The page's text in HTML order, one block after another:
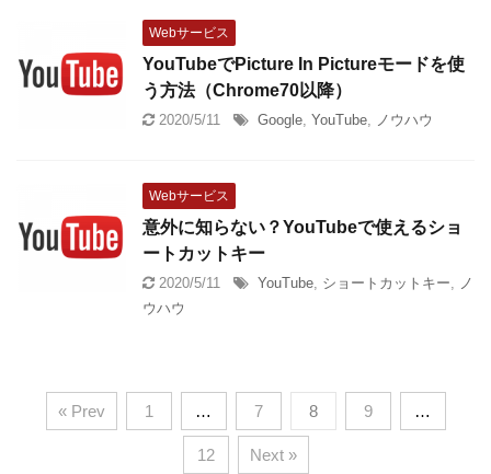
Webサービス
YouTubeでPicture In Pictureモードを使
う方法（Chrome70以降）
2020/5/11 Google YouTube ノウハウ
Webサービス
意外に知らない？YouTubeで使えるショ
ートカットキー
2020/5/11 YouTube ショートカットキー
ノ
ウハウ
« Prev 1 … 7 8 9 …
12 Next »